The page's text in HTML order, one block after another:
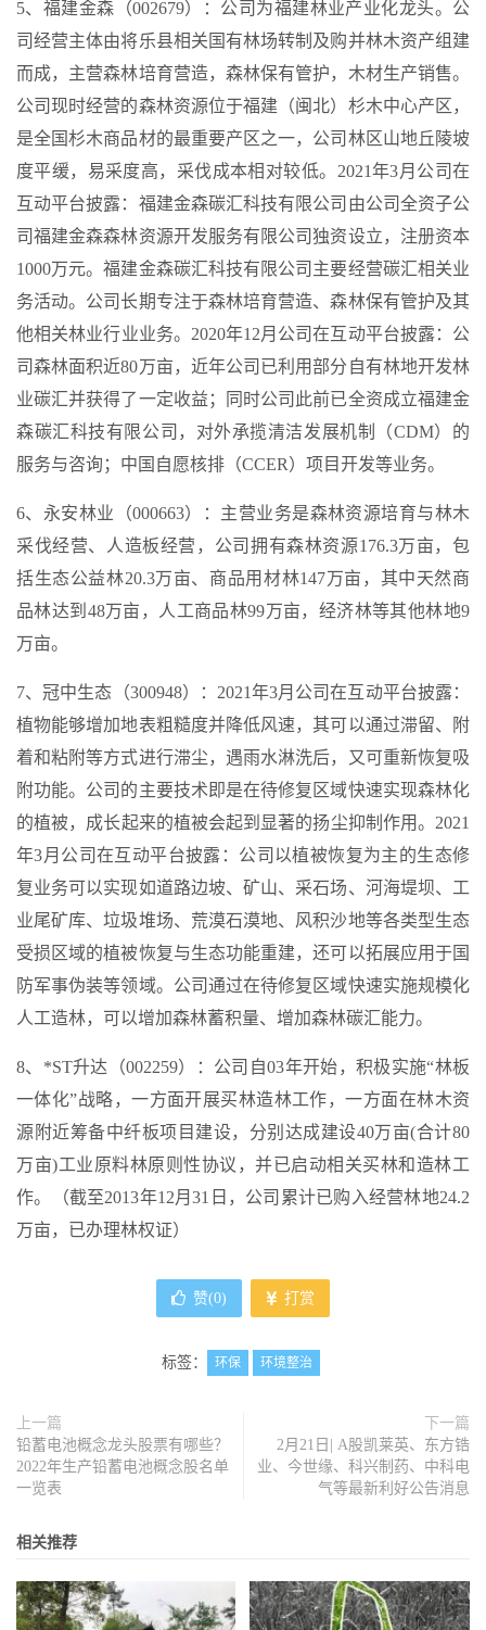
5、福建金森（002679）：公司为福建林业产业化龙头。公
司经营主体由将乐县相关国有林场转制及购并林木资产组建
而成，主营森林培育营造，森林保有管护，木材生产销售。
公司现时经营的森林资源位于福建（闽北）杉木中心产区，
是全国杉木商品材的最重要产区之一，公司林区山地丘陵坡
度平缓，易采度高，采伐成本相对较低。2021年3月公司在
互动平台披露：福建金森碳汇科技有限公司由公司全资子公
司福建金森森林资源开发服务有限公司独资设立，注册资本
1000万元。福建金森碳汇科技有限公司主要经营碳汇相关业
务活动。公司长期专注于森林培育营造、森林保有管护及其
他相关林业行业业务。2020年12月公司在互动平台披露：公
司森林面积近80万亩，近年公司已利用部分自有林地开发林
业碳汇并获得了一定收益；同时公司此前已全资成立福建金
森碳汇科技有限公司，对外承揽清洁发展机制（CDM）的
服务与咨询；中国自愿核排（CCER）项目开发等业务。
6、永安林业（000663）：主营业务是森林资源培育与林木
采伐经营、人造板经营，公司拥有森林资源176.3万亩，包
括生态公益林20.3万亩、商品用材林147万亩，其中天然商
品林达到48万亩，人工商品林99万亩，经济林等其他林地9
万亩。
7、冠中生态（300948）：2021年3月公司在互动平台披露：
植物能够增加地表粗糙度并降低风速，其可以通过滞留、附
着和粘附等方式进行滞尘，遇雨水淋洗后，又可重新恢复吸
附功能。公司的主要技术即是在待修复区域快速实现森林化
的植被，成长起来的植被会起到显著的扬尘抑制作用。2021
年3月公司在互动平台披露：公司以植被恢复为主的生态修
复业务可以实现如道路边坡、矿山、采石场、河海堤坝、工
业尾矿库、垃圾堆场、荒漠石漠地、风积沙地等各类型生态
受损区域的植被恢复与生态功能重建，还可以拓展应用于国
防军事伪装等领域。公司通过在待修复区域快速实施规模化
人工造林，可以增加森林蓄积量、增加森林碳汇能力。
8、*ST升达（002259）：公司自03年开始，积极实施“林板
一体化”战略，一方面开展买林造林工作，一方面在林木资
源附近筹备中纤板项目建设，分别达成建设40万亩(合计80
万亩)工业原料林原则性协议，并已启动相关买林和造林工
作。（截至2013年12月31日，公司累计已购入经营林地24.2
万亩，已办理林权证）
赞(0) 打赏
标签： 环保 环境整治
上一篇
铅蓄电池概念龙头股票有哪些？
2022年生产铅蓄电池概念股名单
一览表
下一篇
2月21日| A股凯莱英、东方锆
业、今世缘、科兴制药、中科电
气等最新利好公告消息
相关推荐